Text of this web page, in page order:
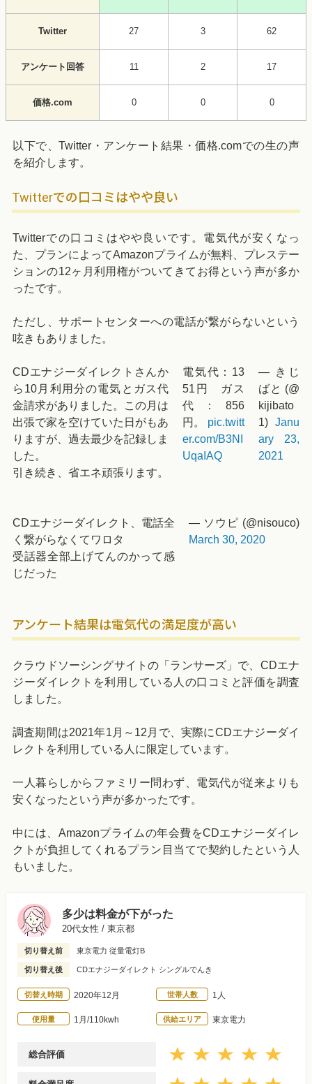
Twitter 27 3 62
アンケート回答 11 2 17
価格.com 0 0 0
以下で、Twitter・アンケート結果・価格.comでの生の声
を紹介します。
Twitterでの口コミはやや良い
Twitterでの口コミはやや良いです。電気代が安くなっ
た、プランによってAmazonプライムが無料、プレステー
ションの12ヶ月利用権がついてきてお得という声が多か
ったです。
ただし、サポートセンターへの電話が繋がらないという
呟きもありました。
CDエナジーダイレクトさんか
ら10月利用分の電気とガス代
金請求がありました。この月は
出張で家を空けていた日がもあ
りますが、過去最少を記録しま
した。
引き続き、省エネ頑張ります。
電気代：13
51円 ガス
代：856
円。 pic.twitt
er.com/B3NI
UqaIAQ
— きじ
ばと (@
kijibato
1) Janu
ary 23,
2021
CDエナジーダイレクト、電話全
く繋がらなくてワロタ
受話器全部上げてんのかって感
じだった
— ソウピ (@nisouco)
March 30, 2020
アンケート結果は電気代の満足度が高い
クラウドソーシングサイトの「ランサーズ」で、CDエナ
ジーダイレクトを利用している人の口コミと評価を調査
しました。
調査期間は2021年1月～12月で、実際にCDエナジーダイ
レクトを利用している人に限定しています。
一人暮らしからファミリー問わず、電気代が従来よりも
安くなったという声が多かったです。
中には、Amazonプライムの年会費をCDエナジーダイレ
クトが負担してくれるプラン目当てで契約したという人
もいました。
多少は料金が下がった
20代女性 / 東京都
切り替え前 東京電力 従量電灯B
切り替え後 CDエナジーダイレクト シングルでんき
切替え時期 2020年12月 世帯人数 1人
使用量 1月/110kwh 供給エリア 東京電力
総合評価